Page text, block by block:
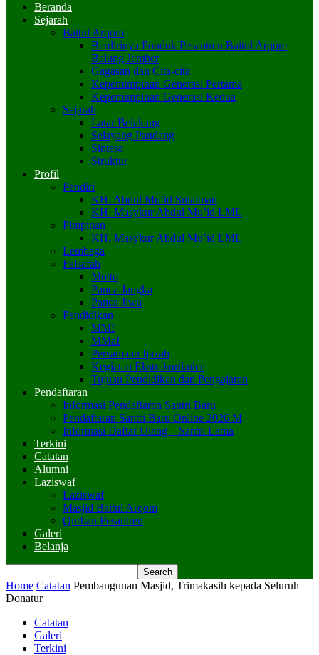
Beranda
Sejarah
Baitul Arqom
Berdirinya Pondok Pesantren Baitul Arqom
Balung Jember
Gagasan dan Cita-cita
Kepemimpinan Generasi Pertama
Kepemimpinan Generasi Kedua
Sejarah
Latar Belakang
Selayang Pandang
Sintesa
Struktur
Profil
Pendiri
KH. Abdul Mu’id Sulaiman
KH. Masykur Abdul Mu’id LML
Pimpinan
KH. Masykur Abdul Mu’id LML
Lembaga
Falsafah
Motto
Panca Jangka
Panca Jiwa
Pendidikan
MMI
MMaI
Persamaan Ijazah
Kegiatan Ekstrakurikuler
Tujuan Pendidikan dan Pengajaran
Pendaftaran
Informasi Pendaftaran Santri Baru
Pendaftaran Santri Baru Online 2026 M
Informasi Daftar Ulang – Santri Lama
Terkini
Catatan
Alumni
Laziswaf
Laziswaf
Masjid Baitul Arqom
Qurban Pesantren
Galeri
Belanja
Home Catatan Pembangunan Masjid, Trimakasih kepada Seluruh
Donatur
Catatan
Galeri
Terkini